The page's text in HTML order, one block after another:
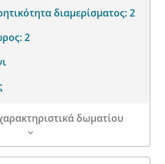
διαμερίσματος:2
2
δωματίου